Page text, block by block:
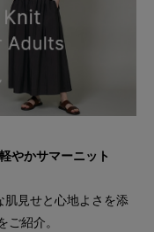
やかサマーニット
肌見せと心地よさを添
紹介。